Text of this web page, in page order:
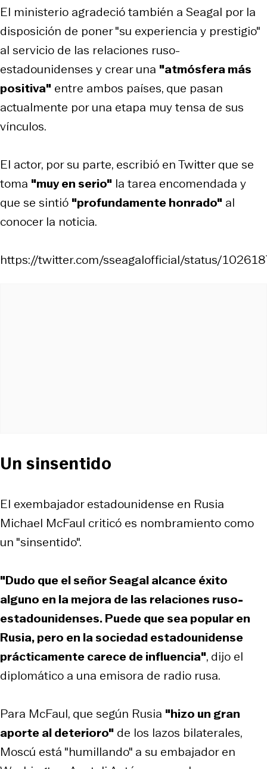
El ministerio agradeció también a Seagal por la
disposición de poner "su experiencia y prestigio"
al servicio de las relaciones ruso-
estadounidenses y crear una "atmósfera más
positiva" entre ambos países, que pasan
actualmente por una etapa muy tensa de sus
vínculos.
El actor, por su parte, escribió en Twitter que se
toma "muy en serio" la tarea encomendada y
que se sintió "profundamente honrado" al
conocer la noticia.
https://twitter.com/sseagalofficial/status/
Un sinsentido
El exembajador estadounidense en Rusia
Michael McFaul criticó es nombramiento como
un "sinsentido".
"Dudo que el señor Seagal alcance éxito
alguno en la mejora de las relaciones ruso-
estadounidenses. Puede que sea popular en
Rusia, pero en la sociedad estadounidense
prácticamente carece de influencia", dijo el
diplomático a una emisora de radio rusa.
Para McFaul, que según Rusia "hizo un gran
aporte al deterioro" de los lazos bilaterales,
Moscú está "humillando" a su embajador en